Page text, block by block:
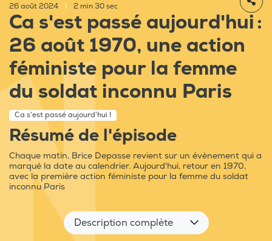
26 août 2024 2 min 30 sec
Ca s'est passé aujourd'hui :
26 août 1970, une action
féministe pour la femme
du soldat inconnu Paris
Ca s'est passé aujourd'hui !
Résumé de l'épisode
Chaque matin, Brice Depasse revient sur un évènement qui a
marqué la date au calendrier. Aujourd'hui, retour en 1970,
avec la première action féministe pour la femme du soldat
inconnu Paris
Description complète